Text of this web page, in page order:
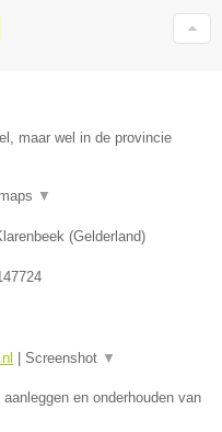
maar wel in de provincie
▼
(Gelderland)
Screenshot ▼
en onderhouden van